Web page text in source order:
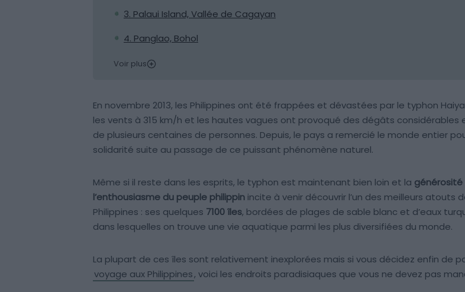
3. Palaui Island, Vallée de Cagayan
4. Panglao, Bohol
Voir plus
En novembre 2013, les Philippines ont été frappées et dévastées par le typhon
les vents à 315 km/h et les hautes vagues ont provoqué des dégâts considérables
de plusieurs centaines de personnes. Depuis, le pays a remercié le monde entier
solidarité suite au passage de ce puissant phénomène naturel.
Même si il reste dans les esprits, le typhon est maintenant bien loin et la
l’enthousiasme du peuple philippin incite à venir découvrir l’un des meilleurs atouts
Philippines : ses quelques 7100 îles, bordées de plages de sable blanc et d’eaux
dans lesquelles on trouve une vie aquatique parmi les plus diversifiées du monde.
La plupart de ces îles sont relativement inexplorées mais si vous décidez enfin de
voyage aux Philippines, voici les endroits paradisiaques que vous ne devez pas